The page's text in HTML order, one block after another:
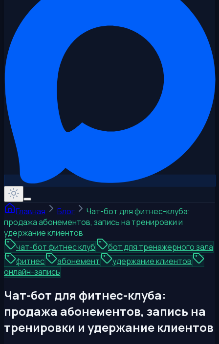
Главная Блог
Чат-бот для фитнес-клуба:
продажа абонементов, запись на тренировки и
удержание клиентов
чат-бот фитнес клуб
бот для тренажерного зала
фитнес
абонемент
удержание клиентов
онлайн-запись
Чат-бот для фитнес-клуба:
продажа абонементов, запись на
тренировки и удержание клиентов